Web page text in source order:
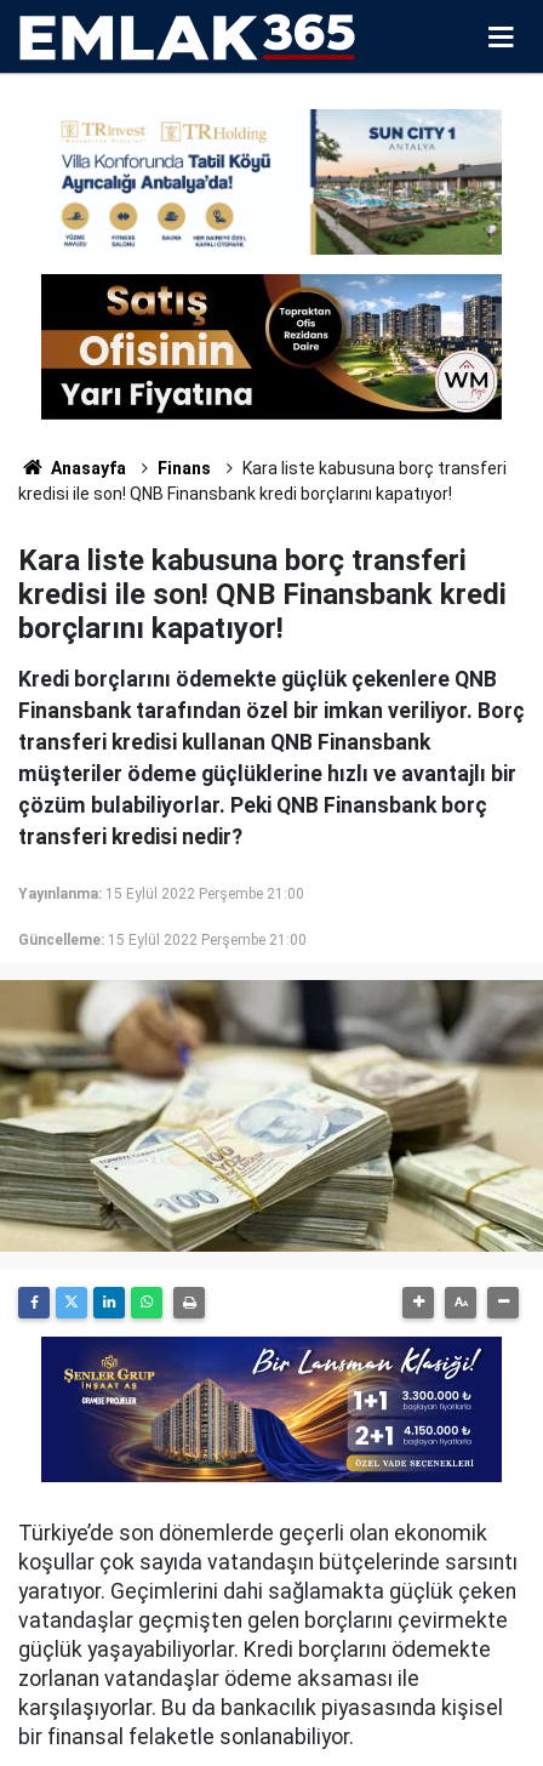
Anasayfa Finans
Kara liste kabusuna borç transferi
kredisi ile son! QNB Finansbank kredi borçlarını kapatıyor!
Kara liste kabusuna borç transferi
kredisi ile son! QNB Finansbank kredi
borçlarını kapatıyor!
Kredi borçlarını ödemekte güçlük çekenlere QNB
Finansbank tarafından özel bir imkan veriliyor. Borç
transferi kredisi kullanan QNB Finansbank
müşteriler ödeme güçlüklerine hızlı ve avantajlı bir
çözüm bulabiliyorlar. Peki QNB Finansbank borç
transferi kredisi nedir?
Yayınlanma: 15 Eylül 2022 Perşembe 21:00
Güncelleme: 15 Eylül 2022 Perşembe 21:00
Türkiye’de son dönemlerde geçerli olan ekonomik
koşullar çok sayıda vatandaşın bütçelerinde sarsıntı
yaratıyor. Geçimlerini dahi sağlamakta güçlük çeken
vatandaşlar geçmişten gelen borçlarını çevirmekte
güçlük yaşayabiliyorlar. Kredi borçlarını ödemekte
zorlanan vatandaşlar ödeme aksaması ile
karşılaşıyorlar. Bu da bankacılık piyasasında kişisel
bir finansal felaketle sonlanabiliyor.